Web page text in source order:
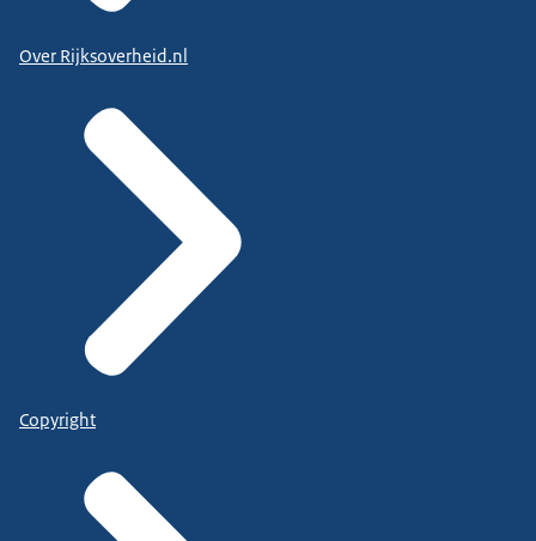
Over Rijksoverheid.nl
Copyright